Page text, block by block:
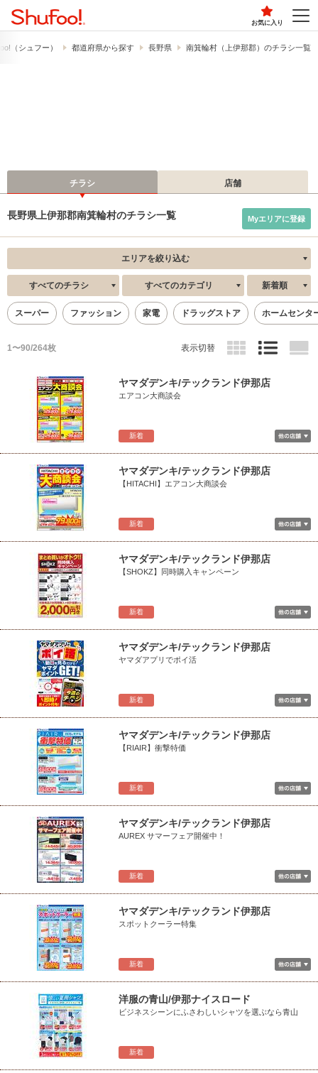
お気に入り
（シュフー） 都道府県から探す 長野県 南箕輪村（上伊那郡）のチラシ一覧
チラシ 店舗
長野県上伊那郡南箕輪村のチラシ一覧 Myエリアに登録
エリアを絞り込む
すべてのチラシ すべてのカテゴリ 新着順
スーパー ファッション 家電 ドラッグストア ホームセンタ
1〜90/264枚 表示切替
新着
ヤマダデンキ/テックランド伊那店
エアコン大商談会
新着
ヤマダデンキ/テックランド伊那店
【HITACHI】エアコン大商談会
新着
ヤマダデンキ/テックランド伊那店
【SHOKZ】同時購入キャンペーン
新着
ヤマダデンキ/テックランド伊那店
ヤマダアプリでポイ活
新着
ヤマダデンキ/テックランド伊那店
【RIAIR】衝撃特価
新着
ヤマダデンキ/テックランド伊那店
AUREX サマーフェア開催中！
新着
ヤマダデンキ/テックランド伊那店
スポットクーラー特集
新着
洋服の青山/伊那ナイスロード
ビジネスシーンにふさわしいシャツを選ぶなら青山